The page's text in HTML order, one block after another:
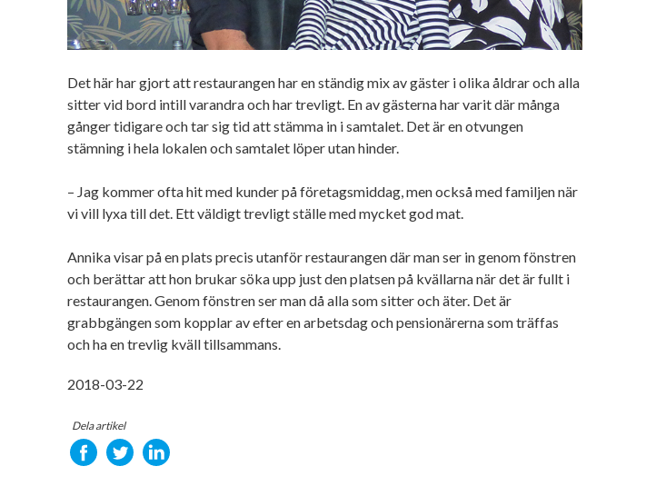
Det här har gjort att restaurangen har en ständig mix av gäster i olika åldrar och alla
sitter vid bord intill varandra och har trevligt. En av gästerna har varit där många
gånger tidigare och tar sig tid att stämma in i samtalet. Det är en otvungen
stämning i hela lokalen och samtalet löper utan hinder.
– Jag kommer ofta hit med kunder på företagsmiddag, men också med familjen när
vi vill lyxa till det. Ett väldigt trevligt ställe med mycket god mat.
Annika visar på en plats precis utanför restaurangen där man ser in genom fönstren
och berättar att hon brukar söka upp just den platsen på kvällarna när det är fullt i
restaurangen. Genom fönstren ser man då alla som sitter och äter. Det är
grabbgängen som kopplar av efter en arbetsdag och pensionärerna som träffas
och ha en trevlig kväll tillsammans.
2018-03-22
Dela artikel